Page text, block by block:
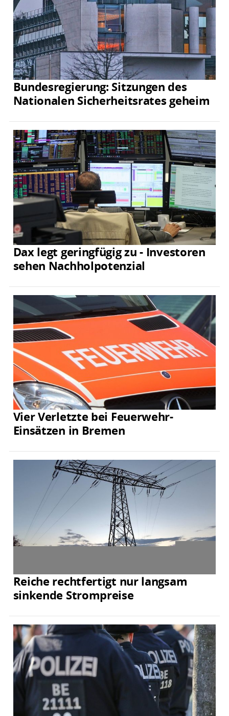
Bundesregierung: Sitzungen des
Nationalen Sicherheitsrates geheim
Dax legt geringfügig zu - Investoren
sehen Nachholpotenzial
Vier Verletzte bei Feuerwehr-
Einsätzen in Bremen
Reiche rechtfertigt nur langsam
sinkende Strompreise